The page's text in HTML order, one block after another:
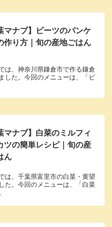
マナブ】ビーツのパンケ
作り方｜旬の産地ごはん
は、神奈川県鎌倉市で作る鎌倉
した。今回のメニューは、「ビ
マナブ】白菜のミルフィ
ツの簡単レシピ｜旬の産
ん
は、千葉県富里市の白菜・黄望
た。今回のメニューは、「白菜